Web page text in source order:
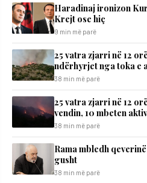
Haradinaj ironizon
Krejt ose hiç
9 min më parë
25 vatra zjarri në 12
ndërhyrjet nga toka e
38 min më parë
25 vatra zjarri në 12
vendin, 10 mbeten
38 min më parë
Rama mbledh
gusht
38 min më parë